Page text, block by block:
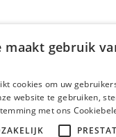
maakt gebruik
cookies om uw
website te gebruiken,
met ons